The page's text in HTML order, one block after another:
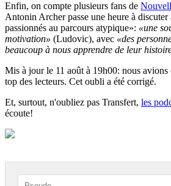
Enfin, on compte plusieurs fans de
Antonin Archer passe une heure à discuter
passionnés au parcours atypique»: «une
motivation» (Ludovic), avec «des
beaucoup à nous apprendre de leur
Mis à jour le 11 août à 19h00: nous
top des lecteurs. Cet oubli a été corrigé.
Et, surtout, n'oubliez pas Transfert, les
écoute!